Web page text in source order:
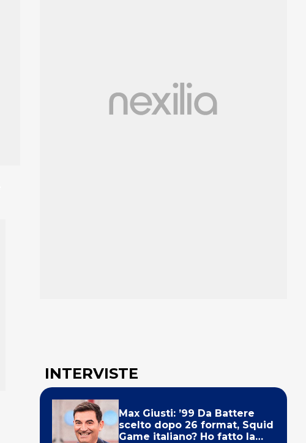
INTERVISTE
Max Giusti: ’99 Da Battere
scelto dopo 26 format, Squid
Game italiano? Ho fatto la